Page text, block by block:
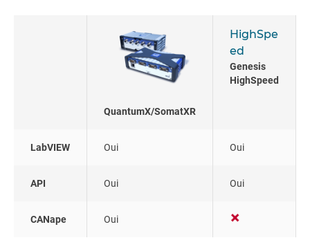
QuantumX/SomatXR
HighSpe
ed
Genesis
HighSpeed
LabVIEW Oui Oui
API Oui Oui
CANape Oui